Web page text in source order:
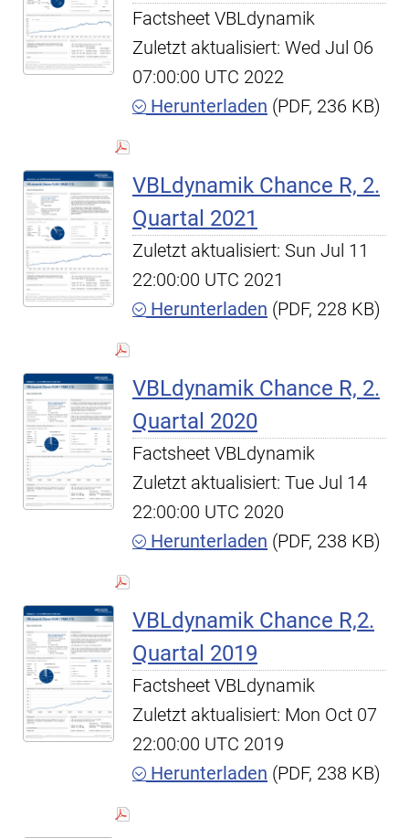
Factsheet VBLdynamik
Zuletzt aktualisiert: Wed Jul 06
07:00:00 UTC 2022
Herunterladen (PDF, 236 KB)
VBLdynamik Chance R, 2.
Quartal 2021
Zuletzt aktualisiert: Sun Jul 11
22:00:00 UTC 2021
Herunterladen (PDF, 228 KB)
VBLdynamik Chance R, 2.
Quartal 2020
Factsheet VBLdynamik
Zuletzt aktualisiert: Tue Jul 14
22:00:00 UTC 2020
Herunterladen (PDF, 238 KB)
VBLdynamik Chance R,2.
Quartal 2019
Factsheet VBLdynamik
Zuletzt aktualisiert: Mon Oct 07
22:00:00 UTC 2019
Herunterladen (PDF, 238 KB)